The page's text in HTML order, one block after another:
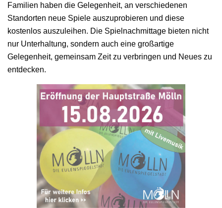
Familien haben die Gelegenheit, an verschiedenen
Standorten neue Spiele auszuprobieren und diese
kostenlos auszuleihen. Die Spielnachmittage bieten nicht
nur Unterhaltung, sondern auch eine großartige
Gelegenheit, gemeinsam Zeit zu verbringen und Neues zu
entdecken.